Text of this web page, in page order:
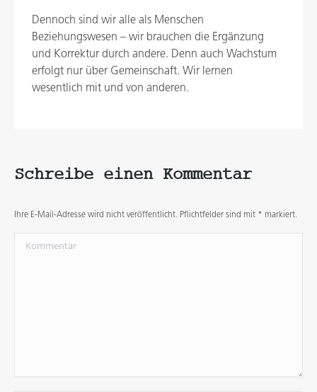
Dennoch sind wir alle als Menschen
Beziehungswesen – wir brauchen die Ergänzung
und Korrektur durch andere. Denn auch Wachstum
erfolgt nur über Gemeinschaft. Wir lernen
wesentlich mit und von anderen.
Schreibe einen Kommentar
Ihre E-Mail-Adresse wird nicht veröffentlicht. Pflichtfelder sind mit * markiert.
Kommentar